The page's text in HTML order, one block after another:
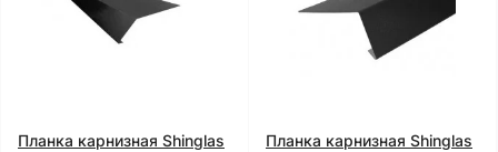
Планка карнизная Shinglas
Планка карнизная Shinglas